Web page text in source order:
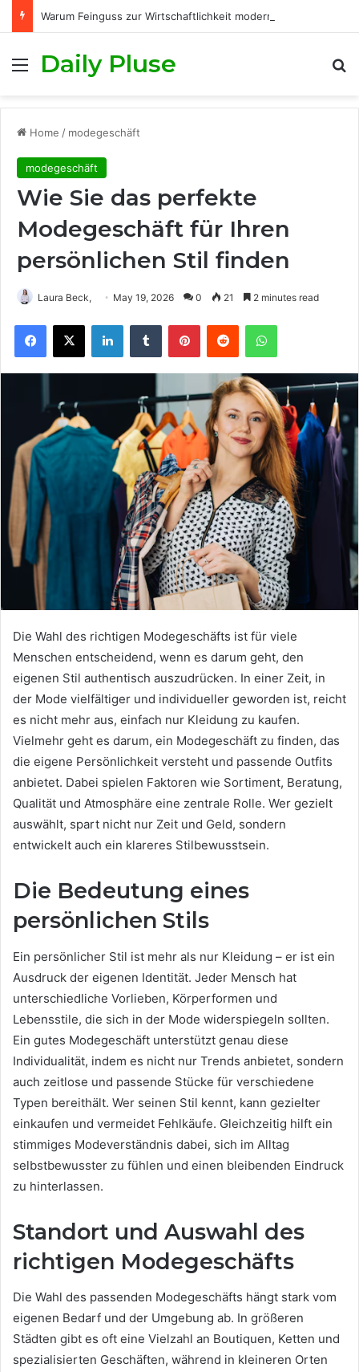
Menu
Daily Pluse
Home / modegeschäft
modegeschäft
Wie Sie das perfekte
Modegeschäft für Ihren
persönlichen Stil finden
Laura Beck, May 19, 2026 0 21 2 minutes read
Die Wahl des richtigen Modegeschäfts ist für viele
Menschen entscheidend, wenn es darum geht, den
eigenen Stil authentisch auszudrücken. In einer Zeit, in
der Mode vielfältiger und individueller geworden ist, reicht
es nicht mehr aus, einfach nur Kleidung zu kaufen.
Vielmehr geht es darum, ein Modegeschäft zu finden, das
die eigene Persönlichkeit versteht und passende Outfits
anbietet. Dabei spielen Faktoren wie Sortiment, Beratung,
Qualität und Atmosphäre eine zentrale Rolle. Wer gezielt
auswählt, spart nicht nur Zeit und Geld, sondern
entwickelt auch ein klareres Stilbewusstsein.
Die Bedeutung eines
persönlichen Stils
Ein persönlicher Stil ist mehr als nur Kleidung – er ist ein
Ausdruck der eigenen Identität. Jeder Mensch hat
unterschiedliche Vorlieben, Körperformen und
Lebensstile, die sich in der Mode widerspiegeln sollten.
Ein gutes Modegeschäft unterstützt genau diese
Individualität, indem es nicht nur Trends anbietet, sondern
auch zeitlose und passende Stücke für verschiedene
Typen bereithält. Wer seinen Stil kennt, kann gezielter
einkaufen und vermeidet Fehlkäufe. Gleichzeitig hilft ein
stimmiges Modeverständnis dabei, sich im Alltag
selbstbewusster zu fühlen und einen bleibenden Eindruck
zu hinterlassen.
Standort und Auswahl des
richtigen Modegeschäfts
Die Wahl des passenden Modegeschäfts hängt stark vom
eigenen Bedarf und der Umgebung ab. In größeren
Städten gibt es oft eine Vielzahl an Boutiquen, Ketten und
spezialisierten Geschäften, während in kleineren Orten